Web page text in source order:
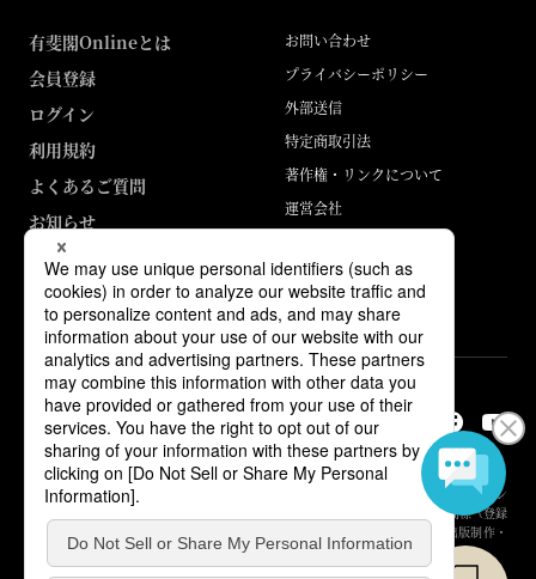
有斐閣Onlineとは
会員登録
ログイン
利用規約
よくあるご質問
お知らせ
お問い合わせ
プライバシーポリシー
外部送信
特定商取引法
著作権・リンクについて
運営会社
ABJマークは、この電子書店・電子書籍配信サービスが、著作権者からコン
テンツ使用許諾を得た正規版配信サービスであることを示す登録商標（登録
番号 第6091713号）です。詳しくは［ABJマーク］または［電子出版制作・
流通協議会］で検索してください。